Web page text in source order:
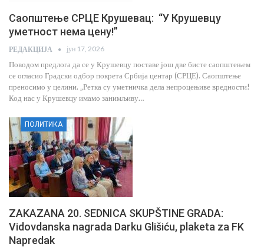
Саопштење СРЦЕ Крушевац: “У Крушевцу
уметност нема цену!”
РЕДАКЦИЈА јун 17, 2026
Поводом предлога да се у Крушевцу поставе још две бисте саопштењем
се огласио Градски одбор покрета Србија центар (СРЦЕ). Саопштење
преносимо у целини. „Ретка су уметничка дела непроцењиве вредности!
Код нас у Крушевцу имамо занимљиву…
ПОЛИТИКА
ZAKAZANA 20. SEDNICA SKUPŠTINE GRADA:
Vidovdanska nagrada Darku Glišiću, plaketa za FK
Napredak